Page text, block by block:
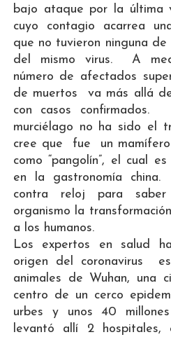
bajo ataque por la última
cuyo contagio acarrea
que no tuvieron ninguna
del mismo virus. A
número de afectados
de muertos va más allá
con casos
murciélago no ha sido el
cree que fue un mamífero
como “pangolín”, el cual
en la gastronomía
contra reloj para
organismo la
a los humanos.
Los expertos en salud
origen del coronavirus
animales de Wuhan, una
centro de un cerco
urbes y unos 40
levantó allí 2